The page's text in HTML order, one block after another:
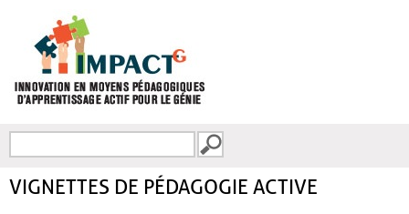
FORMULAIRE DE
VIGNETTES DE PÉDAGOGIE ACTIVE